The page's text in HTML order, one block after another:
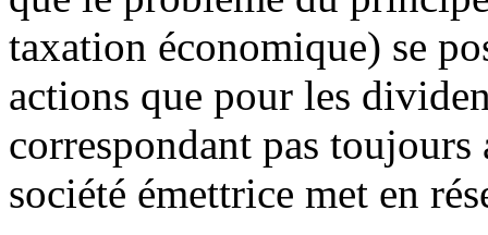
taxation économique) se
actions que pour les
correspondant pas
société émettrice met en